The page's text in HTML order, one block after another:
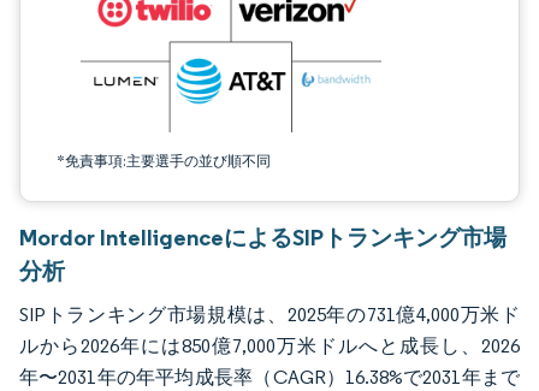
*免責事項:主要選手の並び順不同
Mordor IntelligenceによるSIPトランキング市場
分析
SIPトランキング市場規模は、2025年の731億4,000万米ド
ルから2026年には850億7,000万米ドルへと成長し、2026
年〜2031年の年平均成長率（CAGR）16.38%で2031年まで